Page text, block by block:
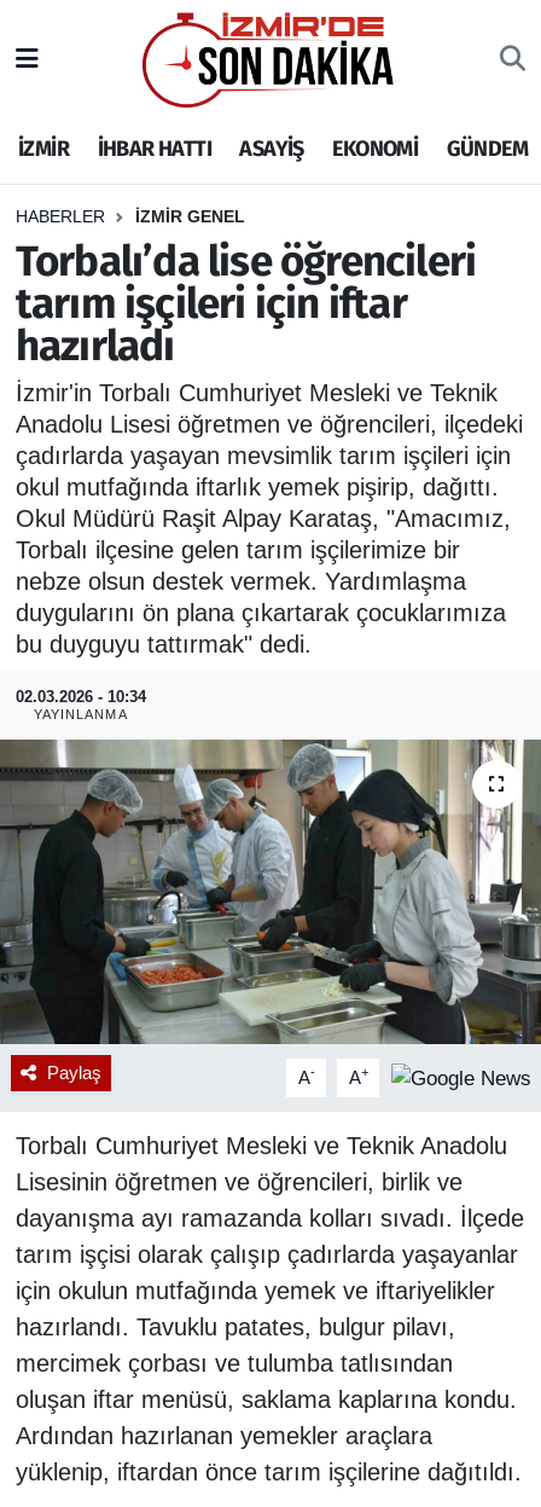
İZMİR İHBAR HATTI ASAYİŞ EKONOMİ GÜNDEM
HABERLER İZMİR GENEL
Torbalı’da lise öğrencileri
tarım işçileri için iftar
hazırladı
İzmir'in Torbalı Cumhuriyet Mesleki ve Teknik
Anadolu Lisesi öğretmen ve öğrencileri, ilçedeki
çadırlarda yaşayan mevsimlik tarım işçileri için
okul mutfağında iftarlık yemek pişirip, dağıttı.
Okul Müdürü Raşit Alpay Karataş, "Amacımız,
Torbalı ilçesine gelen tarım işçilerimize bir
nebze olsun destek vermek. Yardımlaşma
duygularını ön plana çıkartarak çocuklarımıza
bu duyguyu tattırmak" dedi.
02.03.2026 - 10:34
YAYINLANMA
Paylaş A- A+
Torbalı Cumhuriyet Mesleki ve Teknik Anadolu
Lisesinin öğretmen ve öğrencileri, birlik ve
dayanışma ayı ramazanda kolları sıvadı. İlçede
tarım işçisi olarak çalışıp çadırlarda yaşayanlar
için okulun mutfağında yemek ve iftariyelikler
hazırlandı. Tavuklu patates, bulgur pilavı,
mercimek çorbası ve tulumba tatlısından
oluşan iftar menüsü, saklama kaplarına kondu.
Ardından hazırlanan yemekler araçlara
yüklenip, iftardan önce tarım işçilerine dağıtıldı.
İHBAR HATTI
DEPREM
GENEL
EKONOMİ
SİYASET
SPOR
ASAYİŞ
RESMİ REKLAM
İzmir Nöbetçi Eczaneler
İzmir Hava Durumu
İzmir Namaz Vakitleri
İzmir Trafik Yoğunluk Haritası
Puan Durumu ve Fikstür
Tüm Manşetler
Son Dakika Haberleri
Haber Arşivi